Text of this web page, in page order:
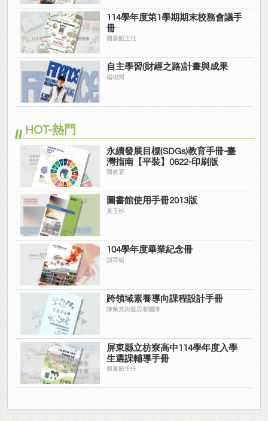
114學年度第1學期期末校務會議手
冊
圖書館主任
自主學習(財經之路)計畫與成果
楊竣閔
HOT-熱門
永續發展目標(SDGs)教育手冊-臺
灣指南【平裝】0622-印刷版
國教署
圖書館使用手冊2013版
黃玉杉
104學年度畢業紀念冊
訓育組
跨領域素養導向課程設計手冊
陳佩英與愛思客團隊
屏東縣立枋寮高中114學年度入學
生選課輔導手冊
圖書館主任